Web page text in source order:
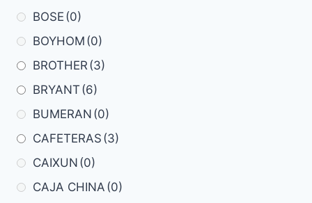
BOSE (0)
BOYHOM (0)
BROTHER (3)
BRYANT (6)
BUMERAN (0)
CAFETERAS (3)
CAIXUN (0)
CAJA CHINA (0)